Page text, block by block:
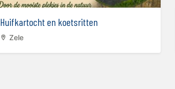
Huifkartocht en koetsritten
Zele